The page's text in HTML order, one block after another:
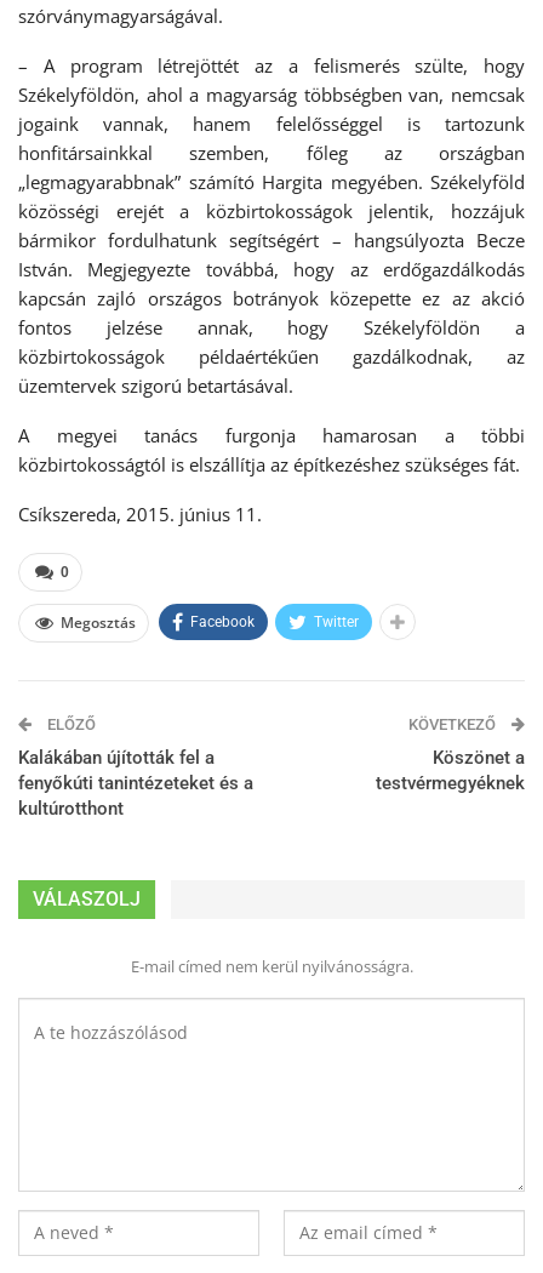
szórványmagyarságával.
– A program létrejöttét az a felismerés szülte, hogy
Székelyföldön, ahol a magyarság többségben van, nemcsak
jogaink vannak, hanem felelősséggel is tartozunk
honfitársainkkal szemben, főleg az országban
„legmagyarabbnak” számító Hargita megyében. Székelyföld
közösségi erejét a közbirtokosságok jelentik, hozzájuk
bármikor fordulhatunk segítségért – hangsúlyozta Becze
István. Megjegyezte továbbá, hogy az erdőgazdálkodás
kapcsán zajló országos botrányok közepette ez az akció
fontos jelzése annak, hogy Székelyföldön a
közbirtokosságok példaértékűen gazdálkodnak, az
üzemtervek szigorú betartásával.
A megyei tanács furgonja hamarosan a többi
közbirtokosságtól is elszállítja az építkezéshez szükséges fát.
Csíkszereda, 2015. június 11.
0
Megosztás Facebook Twitter
ELŐZŐ
Kalákában újították fel a
fenyőkúti tanintézeteket és a
kultúrotthont
KÖVETKEZŐ
Köszönet a
testvérmegyéknek
VÁLASZOLJ
E-mail címed nem kerül nyilvánosságra.